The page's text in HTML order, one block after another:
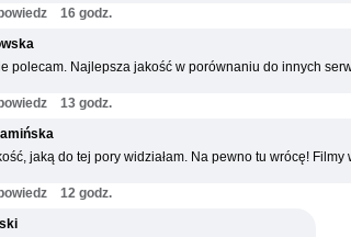
16 godz.
polecam. Najlepsza jakość w porównaniu do innych
13 godz.
jaką do tej pory widziałam. Na pewno tu wrócę! Filmy
12 godz.